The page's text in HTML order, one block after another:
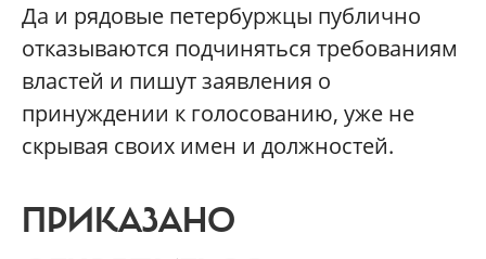
Да и рядовые петербуржцы публично
отказываются подчиняться требованиям
властей и пишут заявления о
принуждении к голосованию, уже не
скрывая своих имен и должностей.
ПРИКАЗАНО